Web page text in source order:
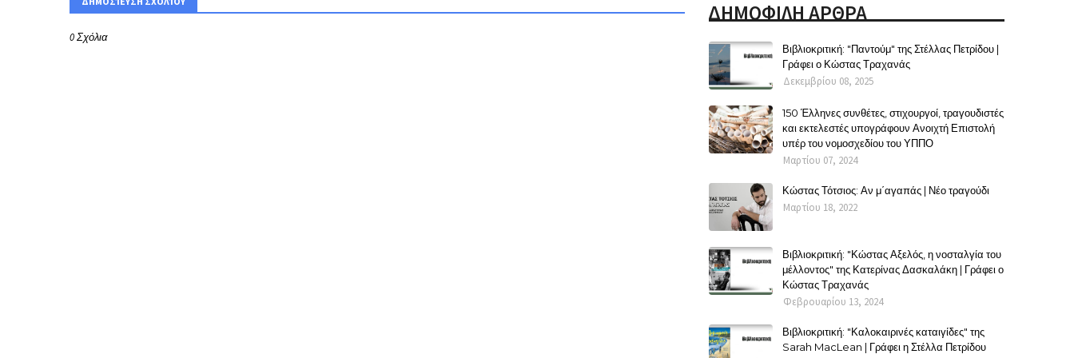
0 Σχόλια
ΔΗΜΟΦΙΛΗ ΑΡΘΡΑ
Βιβλιοκριτική: "Παντούμ" της Στέλλας Πετρίδου |
Γράφει ο Κώστας Τραχανάς
Δεκεμβρίου 08, 2025
150 Έλληνες συνθέτες, στιχουργοί, τραγουδιστές
και εκτελεστές υπογράφουν Ανοιχτή Επιστολή
υπέρ του νομοσχεδίου του ΥΠΠΟ
Μαρτίου 07, 2024
Κώστας Τότσιος: Αν μ΄αγαπάς | Νέο τραγούδι
Μαρτίου 18, 2022
Βιβλιοκριτική: "Κώστας Αξελός, η νοσταλγία του
μέλλοντος" της Κατερίνας Δασκαλάκη | Γράφει ο
Κώστας Τραχανάς
Φεβρουαρίου 13, 2024
Βιβλιοκριτική: "Καλοκαιρινές καταιγίδες" της
Sarah MacLean | Γράφει η Στέλλα Πετρίδου